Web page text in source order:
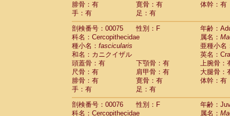
腓骨：有
寛骨：有
体幹：有
手：有
足：有
剖検番号：00075
性別：F
年齢：
科名：Cercopithecidae
属名：
種小名： fascicularis
亜種小名
和名：カニクイザル
英名：
頭蓋骨：有
下顎骨：有
上腕骨：
尺骨：有
肩甲骨：有
大腿骨：
腓骨：有
寛骨：有
体幹：有
手：有
足：有
剖検番号：00076
性別：F
年齢：
科名：Cercopithecidae
属名：